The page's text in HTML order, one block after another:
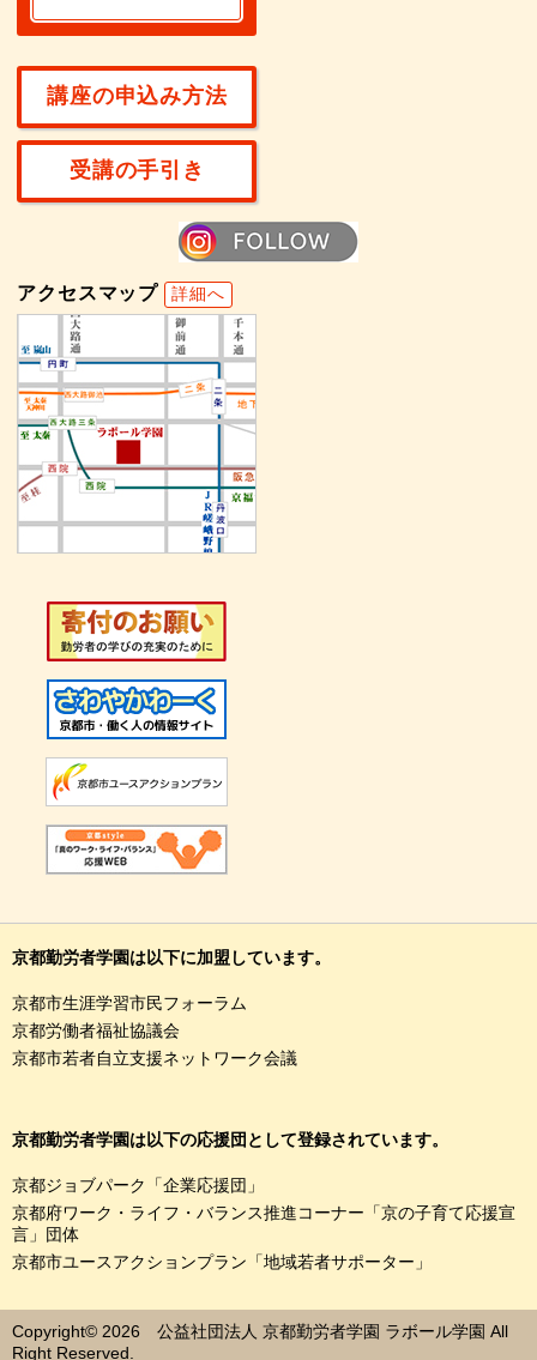
講座の申込み方法
受講の手引き
アクセスマップ 詳細へ
京都勤労者学園は以下に加盟しています。
京都市生涯学習市民フォーラム
京都労働者福祉協議会
京都市若者自立支援ネットワーク会議
京都勤労者学園は以下の応援団として登録されています。
京都ジョブパーク「企業応援団」
京都府ワーク・ライフ・バランス推進コーナー「京の子育て応援宣
言」団体
京都市ユースアクションプラン「地域若者サポーター」
Copyright© 2026 公益社団法人 京都勤労者学園 ラボール学園 All
Right Reserved.